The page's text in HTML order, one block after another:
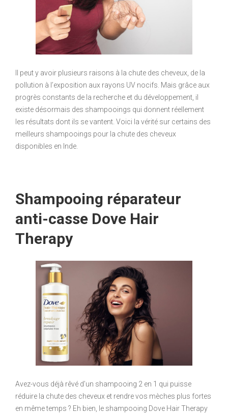
Il peut y avoir plusieurs raisons à la chute des cheveux, de la
pollution à l’exposition aux rayons UV nocifs. Mais grâce aux
progrès constants de la recherche et du développement, il
existe désormais des shampooings qui donnent réellement
les résultats dont ils se vantent. Voici la vérité sur certains des
meilleurs shampooings pour la chute des cheveux
disponibles en Inde.
Shampooing réparateur
anti-casse Dove Hair
Therapy
Avez-vous déjà rêvé d’un shampooing 2 en 1 qui puisse
réduire la chute des cheveux et rendre vos mèches plus fortes
en même temps ? Eh bien, le shampooing Dove Hair Therapy